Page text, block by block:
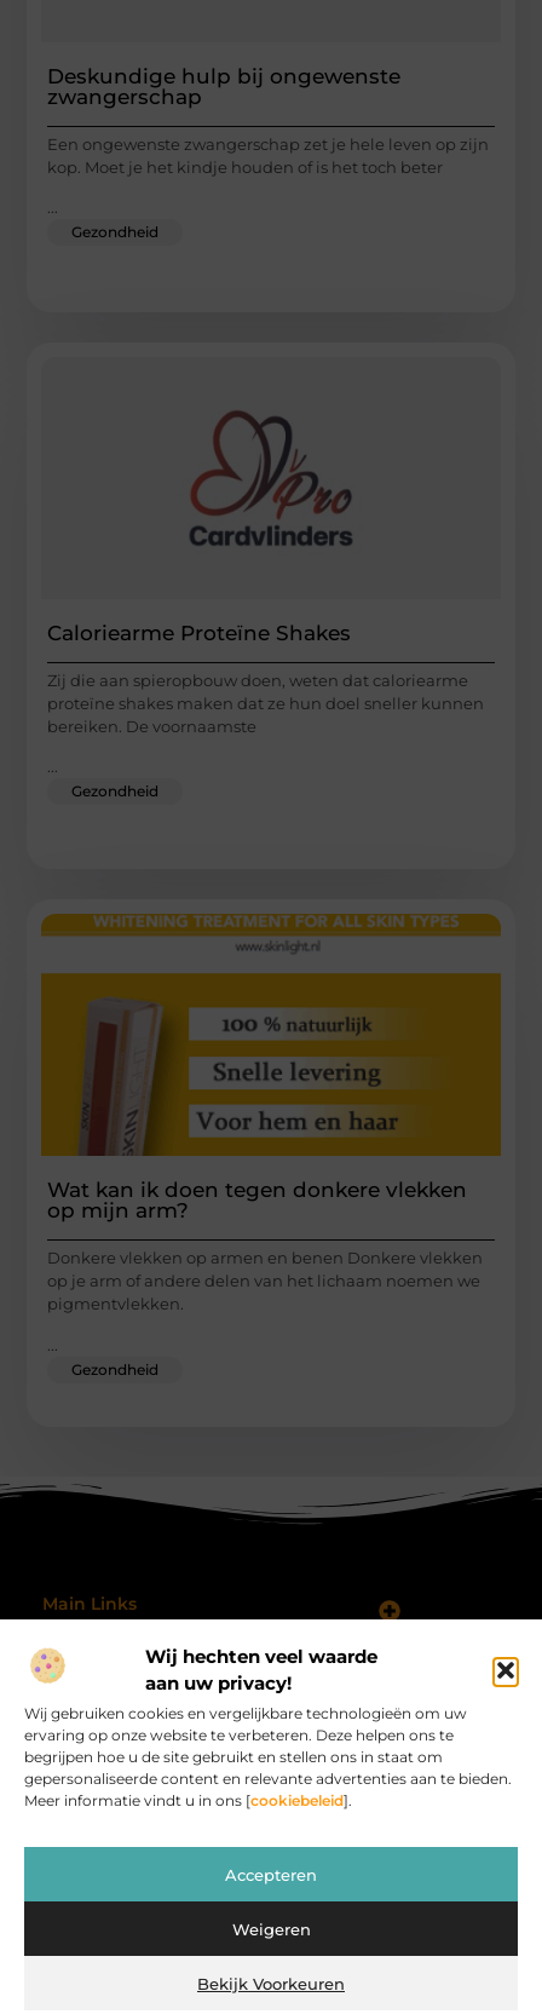
Wij hechten veel waarde
aan uw privacy!
Wij gebruiken cookies en vergelijkbare technologieën om uw
ervaring op onze website te verbeteren. Deze helpen ons te
begrijpen hoe u de site gebruikt en stellen ons in staat om
gepersonaliseerde content en relevante advertenties aan te bieden.
Meer informatie vindt u in ons [cookiebeleid].
Accepteren
Weigeren
Bekijk Voorkeuren
Deskundige hulp bij ongewenste
zwangerschap
Een ongewenste zwangerschap zet je hele leven op zijn
kop. Moet je het kindje houden of is het toch beter
Gezondheid
Caloriearme Proteïne Shakes
Zij die aan spieropbouw doen, weten dat caloriearme
proteïne shakes maken dat ze hun doel sneller kunnen
bereiken. De voornaamste
...
Gezondheid
Wat kan ik doen tegen donkere vlekken
op mijn arm?
Donkere vlekken op armen en benen Donkere vlekken
op je arm of andere delen van het lichaam noemen we
pigmentvlekken.
Gezondheid
Main Links
@2025 All Right Reserved.
www.procardvlinders.nl.
Bericht categorie
Procardvlinders.nl – Jouw bron van inspirerende
inspireren.